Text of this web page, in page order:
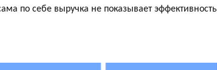
по себе выручка не показывает эффективность